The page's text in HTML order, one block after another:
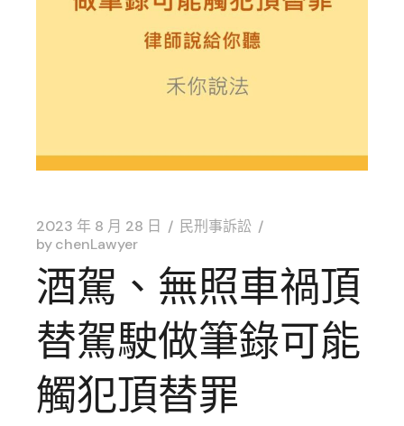
2023 年 8 月 28 日
民刑事訴訟
bychenLawyer
酒駕、無照車禍頂
替駕駛做筆錄可能
觸犯頂替罪